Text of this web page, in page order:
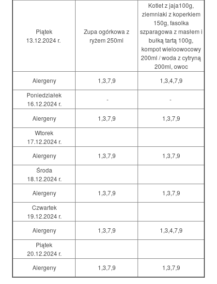
Piątek
13.12.2024 r.
Zupa ogórkowa z
ryżem 250ml
Kotlet z jaja100g,
ziemniaki z koperkiem
150g, fasolka
szparagowa z masłem i
bułką tartą 100g,
kompot wieloowocowy
200ml / woda z cytryną
200ml, owoc
Alergeny
1,3,7,9
1,3,4,7,9
Poniedziałek
16.12.2024 r.
- -
Alergeny 1,3,7,9
1,3,7,9
Wtorek
17.12.2024 r.
Alergeny
1,3,7,9
1,3,7,9
Środa
18.12.2024 r.
Alergeny
1,3,7,9
1,3,7,9
Czwartek
19.12.2024 r.
Alergeny
1,3,7,9
1,3,4,7,9
Piątek
20.12.2024 r.
Alergeny
1,3,7,9 1,3,7,9